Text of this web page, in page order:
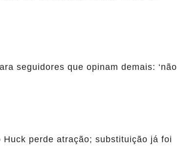
seguidores que opinam demais: ‘não
perde atração; substituição já foi